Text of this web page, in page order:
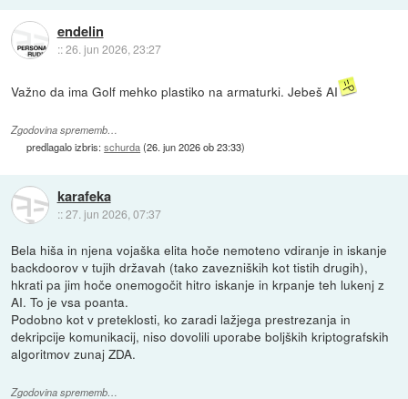
endelin
::26. jun 2026, 23:27
Važno da ima Golf mehko plastiko na armaturki. Jebeš AI
Zgodovina sprememb…
predlagalo izbris:schurda(26. jun 2026 ob 23:33)
karafeka
::27. jun 2026, 07:37
Bela hiša in njena vojaška elita hoče nemoteno vdiranje in iskanje
backdoorov v tujih državah (tako zavezniških kot tistih drugih),
hkrati pa jim hoče onemogočit hitro iskanje in krpanje teh lukenj z
AI. To je vsa poanta.
Podobno kot v preteklosti, ko zaradi lažjega prestrezanja in
dekripcije komunikacij, niso dovolili uporabe boljških kriptografskih
algoritmov zunaj ZDA.
Zgodovina sprememb…